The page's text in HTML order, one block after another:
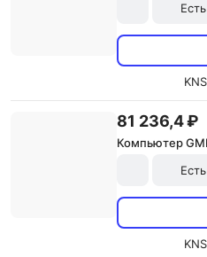
Есть
81 236,4 ₽
Компьютер
Есть